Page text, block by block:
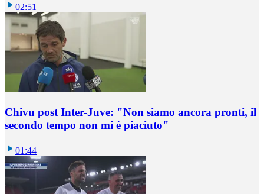
02:51
Chivu post Inter-Juve: "Non siamo ancora pronti, il
secondo tempo non mi è piaciuto"
01:44